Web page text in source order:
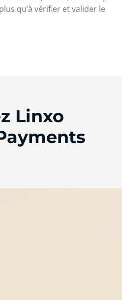
qu’à vérifier et valider le
Linxo